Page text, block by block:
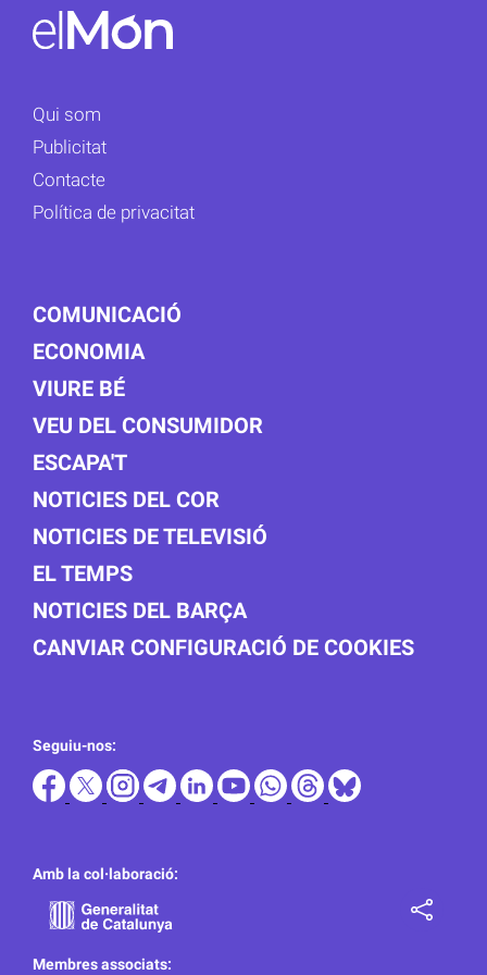
Qui som
Publicitat
Contacte
Política de privacitat
COMUNICACIÓ
ECONOMIA
VIURE BÉ
VEU DEL CONSUMIDOR
ESCAPA'T
NOTICIES DEL COR
NOTICIES DE TELEVISIÓ
EL TEMPS
NOTICIES DEL BARÇA
CANVIAR CONFIGURACIÓ DE COOKIES
Seguiu-nos:
Amb la col·laboració:
Membres associats: